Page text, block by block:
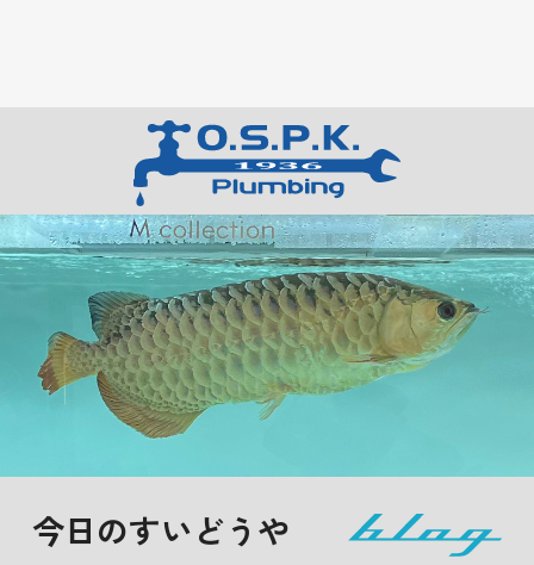
今日のすいどうや